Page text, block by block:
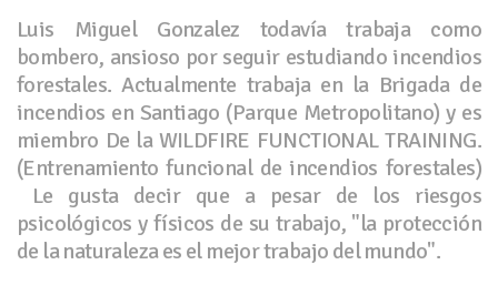
Luis Miguel Gonzalez todavía trabaja como
bombero, ansioso por seguir estudiando incendios
forestales. Actualmente trabaja en la Brigada de
incendios en Santiago (Parque Metropolitano) y es
miembro De la WILDFIRE FUNCTIONAL TRAINING.
(Entrenamiento funcional de incendios forestales)
Le gusta decir que a pesar de los riesgos
psicológicos y físicos de su trabajo, "la protección
de la naturaleza es el mejor trabajo del mundo".